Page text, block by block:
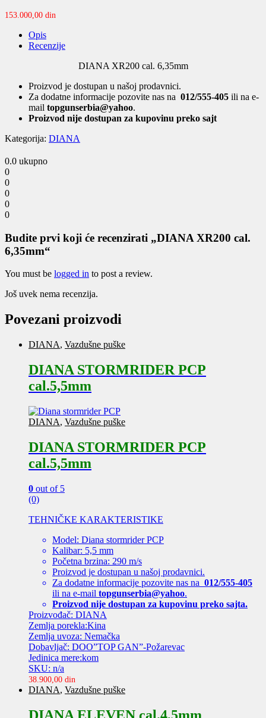
153.000,00 din
Opis
Recenzije
DIANA XR200 cal. 6,35mm
Proizvod je dostupan u našoj prodavnici.
Za dodatne informacije pozovite nas na 012/555-405 ili na e-
mail topgunserbia@yahoo.
Proizvod nije dostupan za kupovinu preko sajt
Kategorija: DIANA
0.0 ukupno
0
0
0
0
0
Budite prvi koji će recenzirati „DIANA XR200 cal.
6,35mm“
You must be logged in to post a review.
Još uvek nema recenzija.
Povezani proizvodi
DIANA, Vazdušne puške
DIANA STORMRIDER PCP
cal.5,5mm
DIANA, Vazdušne puške
DIANA STORMRIDER PCP
cal.5,5mm
0 out of 5
(0)
TEHNIČKE KARAKTERISTIKE
Model: Diana stormrider PCP
Kalibar: 5,5 mm
Početna brzina: 290 m/s
Proizvod je dostupan u našoj prodavnici.
Za dodatne informacije pozovite nas na 012/555-405
ili na e-mail topgunserbia@yahoo.
Proizvod nije dostupan za kupovinu preko sajta.
Proizvođač: DIANA
Zemlja porekla:Kina
Zemlja uvoza: Nemačka
Dobavljač: DOO”TOP GAN”-Požarevac
Jedinica mere:kom
SKU: n/a
38.900,00 din
DIANA, Vazdušne puške
DIANA ELEVEN cal.4,5mm